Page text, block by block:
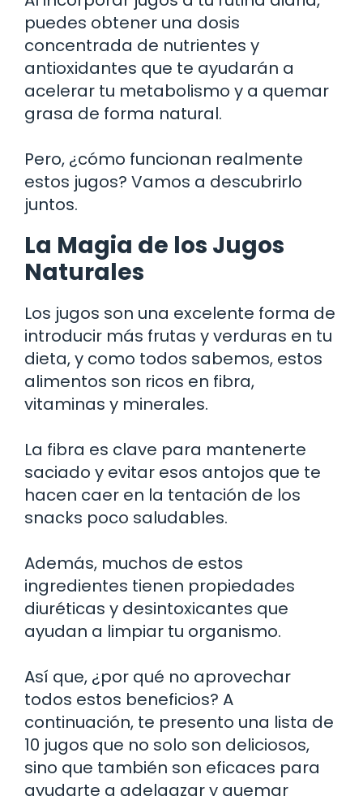
puedes obtener una dosis
concentrada de nutrientes y
antioxidantes que te ayudarán a
acelerar tu metabolismo y a quemar
grasa de forma natural.
Pero, ¿cómo funcionan realmente
estos jugos? Vamos a descubrirlo
juntos.
La Magia de los Jugos
Naturales
Los jugos son una excelente forma de
introducir más frutas y verduras en tu
dieta, y como todos sabemos, estos
alimentos son ricos en fibra,
vitaminas y minerales.
La fibra es clave para mantenerte
saciado y evitar esos antojos que te
hacen caer en la tentación de los
snacks poco saludables.
Además, muchos de estos
ingredientes tienen propiedades
diuréticas y desintoxicantes que
ayudan a limpiar tu organismo.
Así que, ¿por qué no aprovechar
todos estos beneficios? A
continuación, te presento una lista de
10 jugos que no solo son deliciosos,
sino que también son eficaces para
ayudarte a adelgazar y quemar